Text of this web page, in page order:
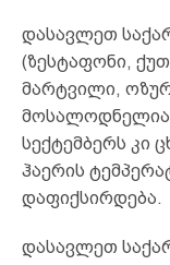
დასავლეთ
(ზესტაფონი,
მარტვილი,
მოსალოდნელია
სექტემბერს კი
ჰაერის
დაფიქსირდება.
დასავლეთ